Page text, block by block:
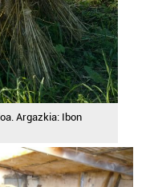
Argazkia: Ibon